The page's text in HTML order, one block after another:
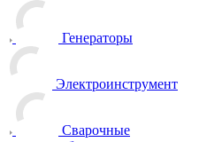
Генераторы
Электроинструмент
Сварочные